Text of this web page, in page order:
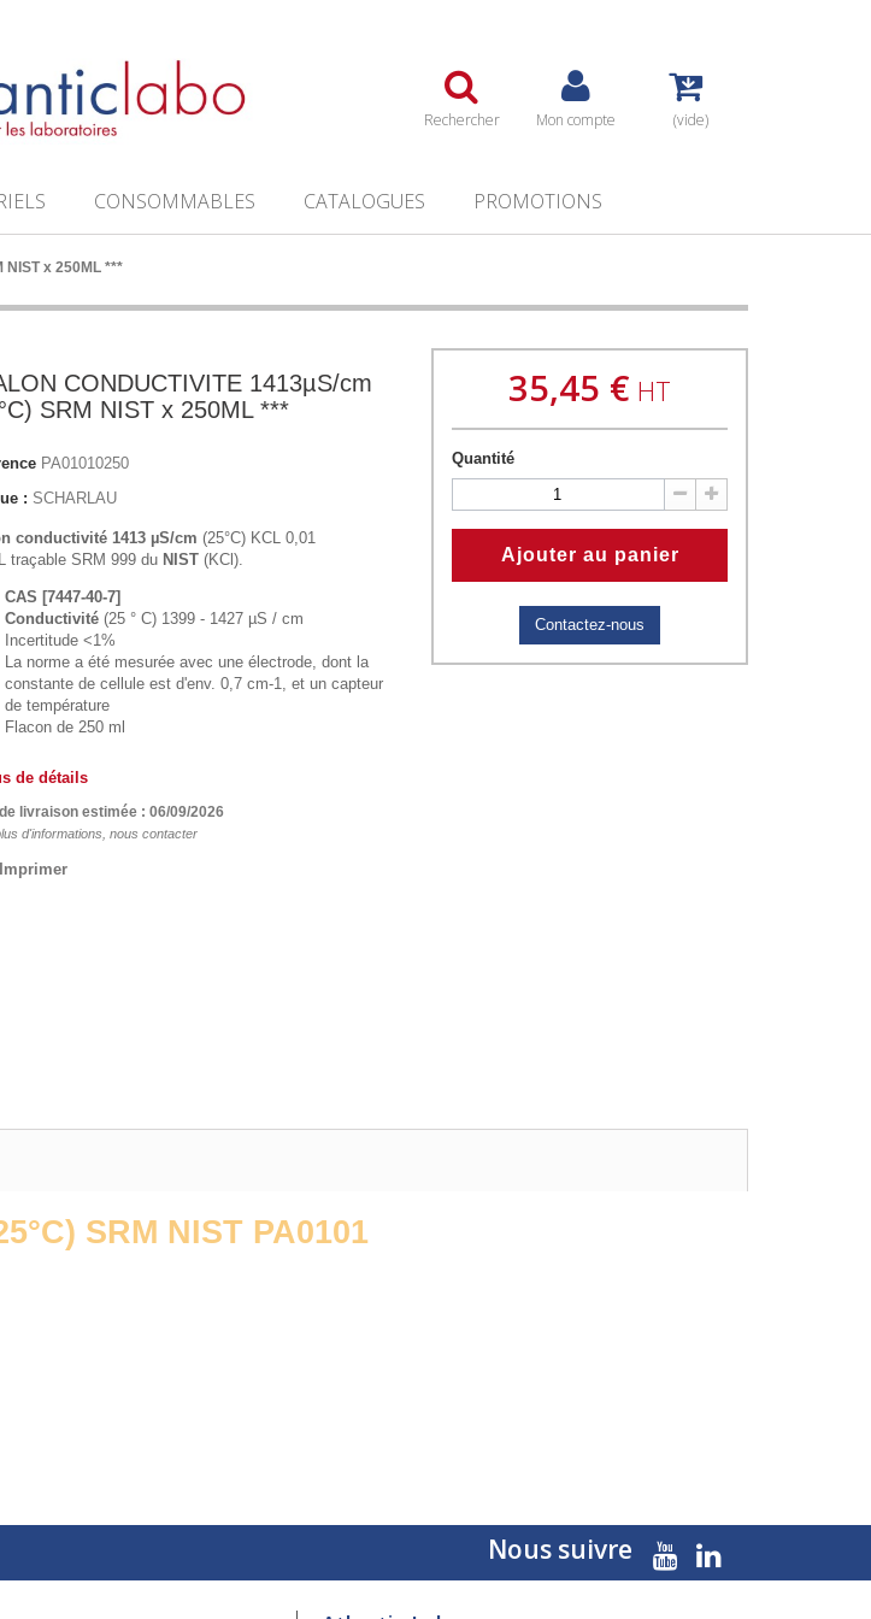
Rechercher Mon compte (vide)
CONSOMMABLES CATALOGUES PROMOTIONS
NIST x 250ML ***
CONDUCTIVITE 1413µS/cm
SRM NIST x 250ML ***
PA01010250
: SCHARLAU
conductivité 1413 µS/cm (25°C) KCL 0,01
traçable SRM 999 du NIST(KCl).
CAS [7447-40-7]
Conductivité(25 ° C) 1399 - 1427 µS / cm
Incertitude <1%
La norme a été mesurée avec une électrode, dont la
constante de cellule est d'env. 0,7 cm-1, et un capteur
de température
Flacon de 250 ml
de détails
livraison estimée : 06/09/2026
d'informations, nous contacter
Imprimer
35,45 € HT
Quantité
Ajouter au panier
Contactez-nous
SRM NIST PA0101
Nous suivre